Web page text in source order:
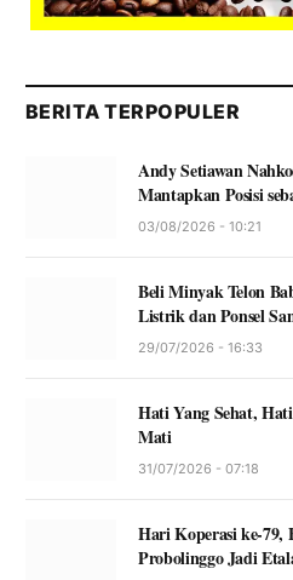
BERITA TERPOPULER
Andy Setiawan
Mantapkan Posisi
03/08/2026 - 10:21
Beli Minyak Telon
Listrik dan Ponsel
29/07/2026 - 16:33
Hati Yang Sehat,
Mati
31/07/2026 - 07:18
Hari Koperasi ke-79,
Probolinggo Jadi